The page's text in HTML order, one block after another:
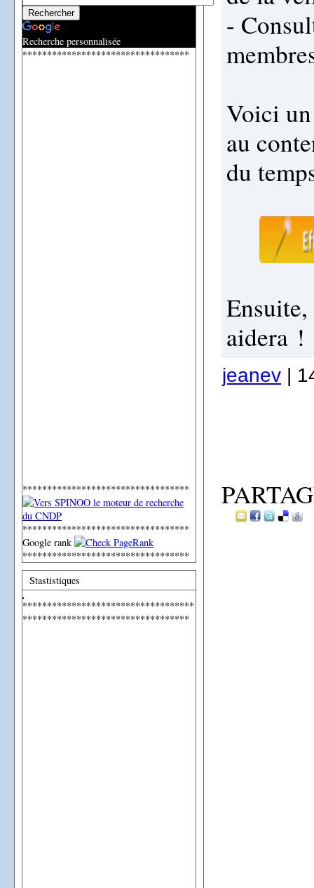
Recherche personnalisée
**********************************
**********************************
**********************************
Google rank
**********************************
Stastistiques
***********************************
**********************************
-
Voici
au
du
aidera !
jeanev |